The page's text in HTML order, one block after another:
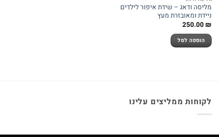
מליסה ודאג – שידת איפור לילדים
ניידת ומאובזרת מעץ
250.00₪
הוספה לסל
לקוחות ממליצים עלינו